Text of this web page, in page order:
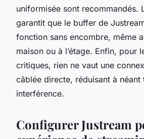
uniformisée sont recommandés.
garantit que le buffer de
fonction sans encombre, même
maison ou à l’étage. Enfin, pour
critiques, rien ne vaut une
câblée directe, réduisant à néant
interférence.
Configurer Justream